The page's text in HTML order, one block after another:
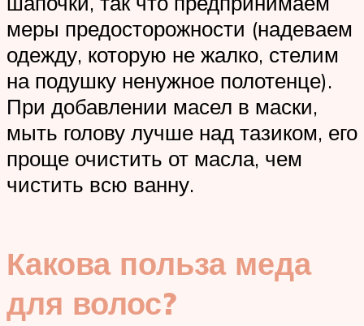
меры предосторожности (надеваем
одежду, которую не жалко, стелим
на подушку ненужное полотенце).
При добавлении масел в маски,
мыть голову лучше над тазиком, его
проще очистить от масла, чем
чистить всю ванну.
Какова польза меда
для волос?